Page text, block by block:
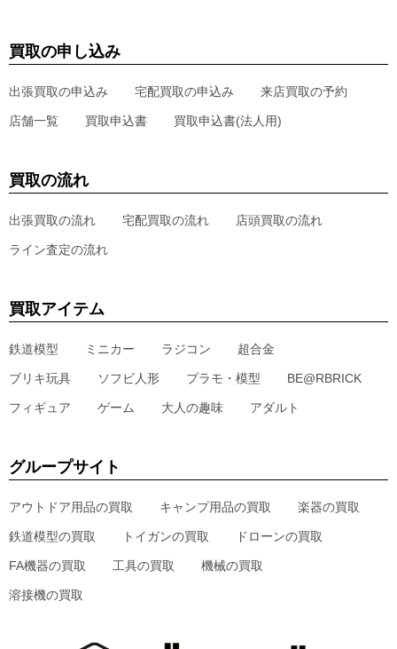
買取の申し込み
出張買取の申込み 宅配買取の申込み 来店買取の予約
店舗一覧 買取申込書 買取申込書(法人用)
買取の流れ
出張買取の流れ 宅配買取の流れ 店頭買取の流れ
ライン査定の流れ
買取アイテム
鉄道模型 ミニカー ラジコン 超合金
ブリキ玩具 ソフビ人形 プラモ・模型 BE@RBRICK
フィギュア ゲーム 大人の趣味 アダルト
グループサイト
アウトドア用品の買取 キャンプ用品の買取 楽器の買取
鉄道模型の買取 トイガンの買取 ドローンの買取
FA機器の買取 工具の買取 機械の買取
溶接機の買取